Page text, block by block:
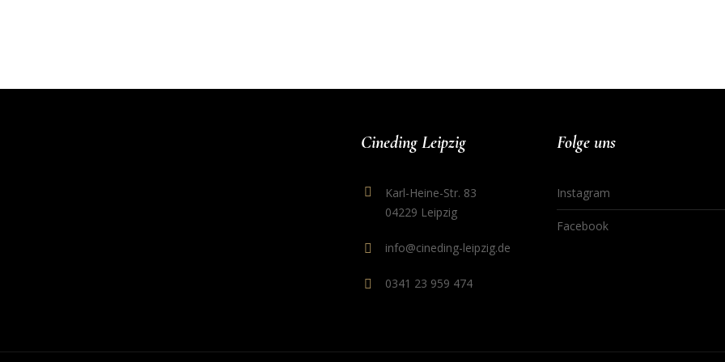
Cineding Leipzig
Karl-Heine-Str. 83
04229 Leipzig
info@cineding-leipzig.de
0341 23 959 474
Folge uns
Instagram
Facebook